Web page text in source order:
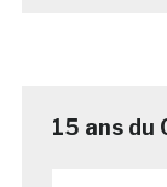
15 ans du